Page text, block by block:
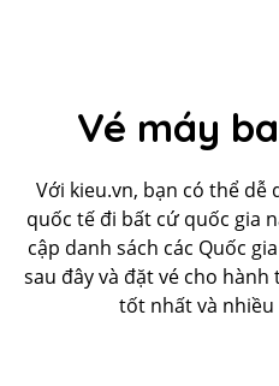
Vé máy
Với kieu.vn, bạn có thể dễ
quốc tế đi bất cứ quốc gia
cập danh sách các Quốc
sau đây và đặt vé cho
tốt nhất và